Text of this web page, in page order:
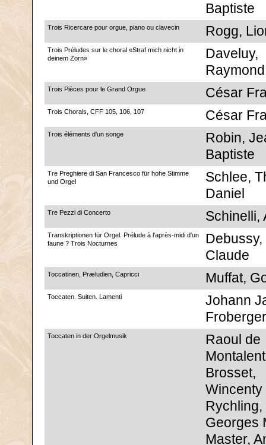
Baptiste
Trois Ricercare pour orgue, piano ou clavecin Rogg,
Trois Préludes sur le choral «Straf mich nicht in
deinem Zorn»
Daveluy,
Raymond
Trois Pièces pour le Grand Orgue César
Trois Chorals, CFF 105, 106, 107 César
Trois éléments d'un songe
Robin,
Baptiste
Tre Preghiere di San Francesco für hohe Stimme
und Orgel
Schlee,
Daniel
Tre Pezzi di Concerto Schinelli,
Transkriptionen für Orgel. Prélude à l'après-midi d'un
faune ? Trois Nocturnes
Debussy,
Claude
Toccatinen, Præludien, Capricci Muffat,
Toccaten. Suiten. Lamenti
Johann
Froberger
Toccaten in der Orgelmusik
Raoul de
Brosset,
Wincenty
Rychling,
Georges
Master,